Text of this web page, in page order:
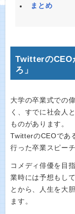
まとめ
TwitterのCEO
ろ」
大学の卒業式での
く、すでに社会人
ものがあります。
TwitterのCEOであ
行った卒業スピー
コメディ俳優を目
業時には予想もし
とから、人生を大
ます。